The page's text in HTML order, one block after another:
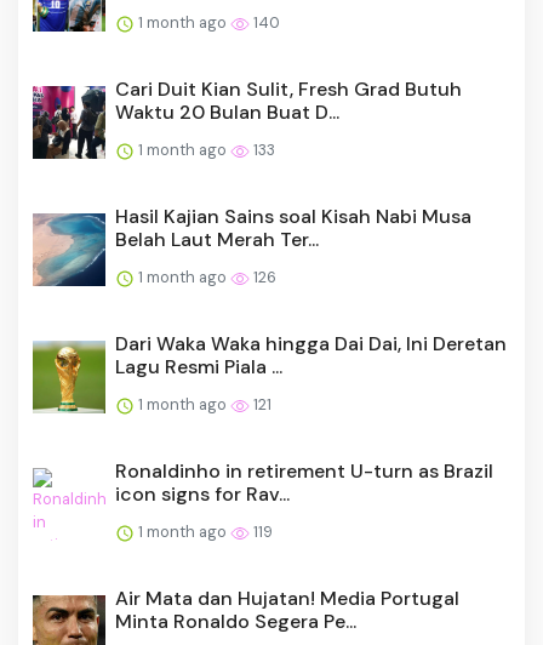
1 month ago 140
Cari Duit Kian Sulit, Fresh Grad Butuh
Waktu 20 Bulan Buat D...
1 month ago 133
Hasil Kajian Sains soal Kisah Nabi Musa
Belah Laut Merah Ter...
1 month ago 126
Dari Waka Waka hingga Dai Dai, Ini Deretan
Lagu Resmi Piala ...
1 month ago 121
Ronaldinho in retirement U-turn as Brazil
icon signs for Rav...
1 month ago 119
Air Mata dan Hujatan! Media Portugal
Minta Ronaldo Segera Pe...